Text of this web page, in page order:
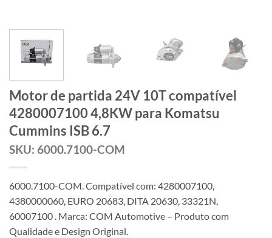
Motor de partida 24V 10T compatível
4280007100 4,8KW para Komatsu
Cummins ISB 6.7
SKU: 6000.7100-COM
6000.7100-COM. Compatível com: 4280007100,
4380000060, EURO 20683, DITA 20630, 33321N,
60007100 . Marca: COM Automotive – Produto com
Qualidade e Design Original.